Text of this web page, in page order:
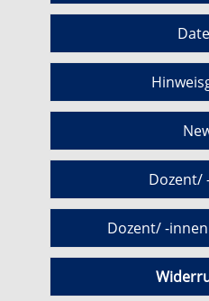
Dozent/
Dozent/ -